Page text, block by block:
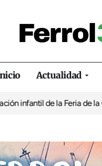
Actualidad
de la Feria de la